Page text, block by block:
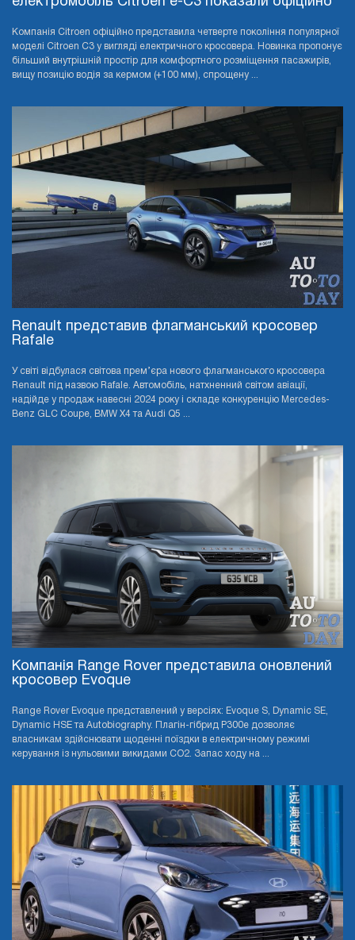
Компанія Citroen офіційно представила четверте покоління популярної
моделі Citroen C3 у вигляді електричного кросовера. Новинка пропонує
більший внутрішній простір для комфортного розміщення пасажирів,
вищу позицію водія за кермом (+100 мм), спрощену ...
Renault представив флагманський кросовер
Rafale
У світі відбулася світова прем’єра нового флагманського кросовера
Renault під назвою Rafale. Автомобіль, натхненний світом авіації,
надійде у продаж навесні 2024 року і складе конкуренцію Mercedes-
Benz GLC Coupe, BMW X4 та Audi Q5 ...
Компанія Range Rover представила оновлений
кросовер Evoque
Range Rover Evoque представлений у версіях: Evoque S, Dynamic SE,
Dynamic HSE та Autobiography. Плагін-гібрид P300e дозволяє
власникам здійснювати щоденні поїздки в електричному режимі
керування із нульовими викидами CO2. Запас ходу на ...